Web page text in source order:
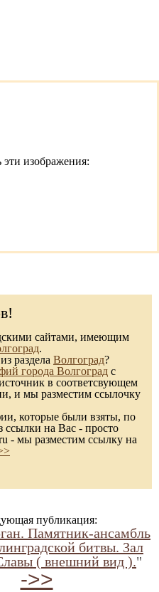
эти изображения:
сайтами, имеющим
.
раздела Волгоград?
города Волгоград с
в соответсвующем
и мы разместим ссылочку
которые были взяты, по
на Вас - просто
- мы разместим ссылку на
публикация:
Памятник-ансамбль
битвы. Зал
( внешний вид )."
->>